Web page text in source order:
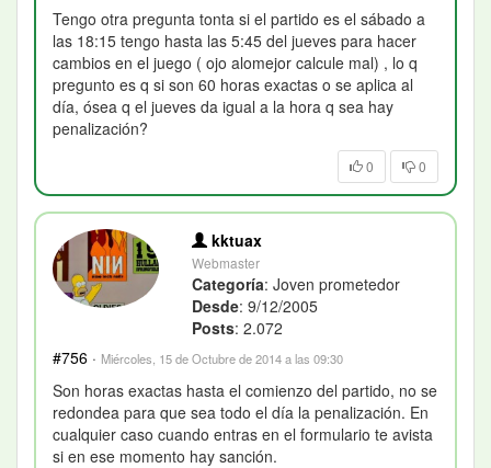
Tengo otra pregunta tonta si el partido es el sábado a
las 18:15 tengo hasta las 5:45 del jueves para hacer
cambios en el juego ( ojo alomejor calcule mal) , lo q
pregunto es q si son 60 horas exactas o se aplica al
día, ósea q el jueves da igual a la hora q sea hay
penalización?
0 0
kktuax
Webmaster
Categoría: Joven prometedor
Desde: 9/12/2005
Posts: 2.072
#756 · Miércoles, 15 de Octubre de 2014 a las 09:30
Son horas exactas hasta el comienzo del partido, no se
redondea para que sea todo el día la penalización. En
cualquier caso cuando entras en el formulario te avista
si en ese momento hay sanción.